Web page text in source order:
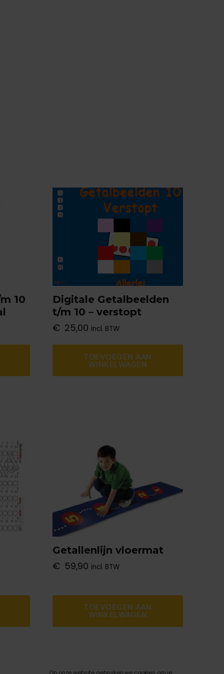
10
Digitale Getalbeelden
t/m 10 – verstopt
€ 25,00 incl. BTW
TOEVOEGEN AAN
WINKELWAGEN
Getallenlijn vloermat
€ 59,90 incl. BTW
TOEVOEGEN AAN
WINKELWAGEN